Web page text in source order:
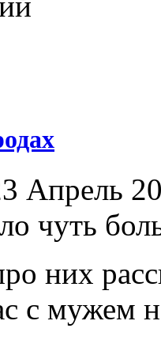
Апрель
чуть
них
с мужем